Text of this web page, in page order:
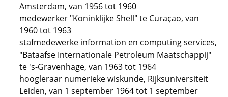
Amsterdam, van 1956 tot 1960
medewerker "Koninklijke Shell" te Curaçao, van
1960 tot 1963
stafmedewerke information en computing services,
"Bataafse Internationale Petroleum Maatschappij"
te 's-Gravenhage, van 1963 tot 1964
hoogleraar numerieke wiskunde, Rijksuniversiteit
Leiden, van 1 september 1964 tot 1 september